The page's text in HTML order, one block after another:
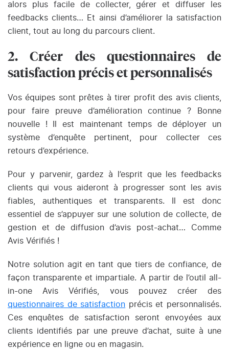
alors plus facile de collecter, gérer et diffuser les
feedbacks clients… Et ainsi d’améliorer la satisfaction
client, tout au long du parcours client.
2. Créer des questionnaires de
satisfaction précis et personnalisés
Vos équipes sont prêtes à tirer profit des avis clients,
pour faire preuve d’amélioration continue ? Bonne
nouvelle ! Il est maintenant temps de déployer un
système d’enquête pertinent, pour collecter ces
retours d’expérience.
Pour y parvenir, gardez à l’esprit que les feedbacks
clients qui vous aideront à progresser sont les avis
fiables, authentiques et transparents. Il est donc
essentiel de s’appuyer sur une solution de collecte, de
gestion et de diffusion d’avis post-achat… Comme
Avis Vérifiés !
Notre solution agit en tant que tiers de confiance, de
façon transparente et impartiale. A partir de l’outil all-
in-one Avis Vérifiés, vous pouvez créer des
questionnaires de satisfaction précis et personnalisés.
Ces enquêtes de satisfaction seront envoyées aux
clients identifiés par une preuve d’achat, suite à une
expérience en ligne ou en magasin.